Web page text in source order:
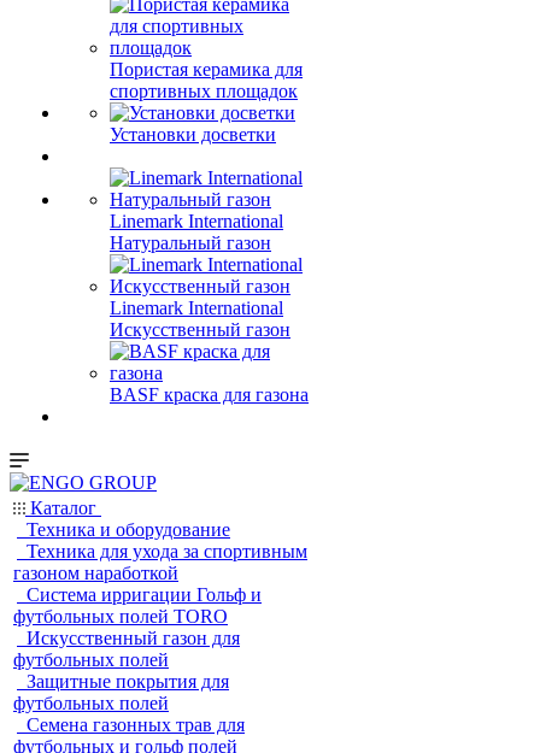
Пористая керамика для
спортивных площадок
Установки досветки
Linemark International
Натуральный газон
Linemark International
Искусственный газон
BASF краска для газона
Каталог
Техника и оборудование
Техника для ухода за спортивным
газоном наработкой
Система ирригации Гольф и
футбольных полей TORO
Искусственный газон для
футбольных полей
Защитные покрытия для
футбольных полей
Семена газонных трав для
футбольных и гольф полей